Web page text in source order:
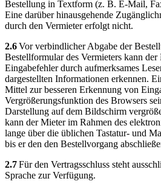
Bestellung in Textform (z. B. E-Mail,
Eine darüber hinausgehende
durch den Vermieter erfolgt nicht.
2.6Vor verbindlicher Abgabe der
Bestellformular des Vermieters kann
Eingabefehler durch aufmerksames
dargestellten Informationen erkennen.
Mittel zur besseren Erkennung von
Vergrößerungsfunktion des Browsers
Darstellung auf dem Bildschirm
kann der Mieter im Rahmen des
lange über die üblichen Tastatur- und
bis er den den Bestellvorgang
2.7Für den Vertragsschluss steht
Sprache zur Verfügung.